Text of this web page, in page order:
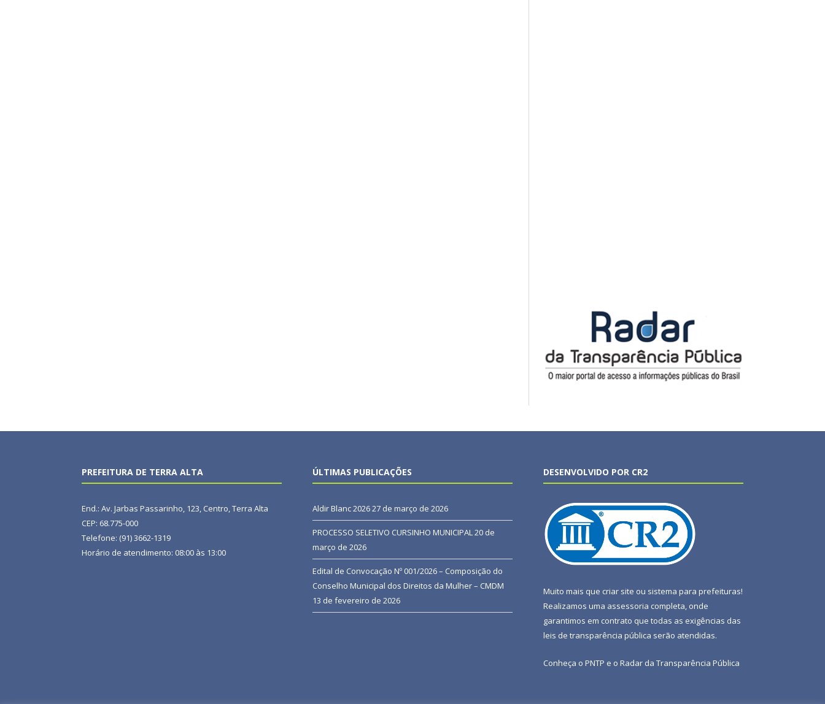
PREFEITURA DE TERRA ALTA
End.: Av. Jarbas Passarinho, 123, Centro, Terra Alta
CEP: 68.775-000
Telefone: (91) 3662-1319
Horário de atendimento: 08:00 às 13:00
ÚLTIMAS PUBLICAÇÕES
Aldir Blanc 202627 de março de 2026
PROCESSO SELETIVO CURSINHO MUNICIPAL20 de
março de 2026
Edital de Convocação Nº 001/2026 – Composição do
Conselho Municipal dos Direitos da Mulher – CMDM
13 de fevereiro de 2026
DESENVOLVIDO POR CR2
Muito mais que criar site ou sistema para prefeituras!
Realizamos uma assessoria completa, onde
garantimos em contrato que todas as exigências das
leis de transparência pública serão atendidas.
Conheça o PNTP e o Radar da Transparência Pública